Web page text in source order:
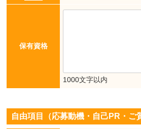
保有資格
1000文字以内
自由項目（応募動機・自己PR・ご